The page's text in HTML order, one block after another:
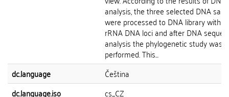
analysis, the three selected DNA
were processed to DNA library with
rRNA DNA loci and after DNA
analysis the phylogenetic study was
performed. This...
dc.language
Čeština
dc.language.iso
cs_CZ